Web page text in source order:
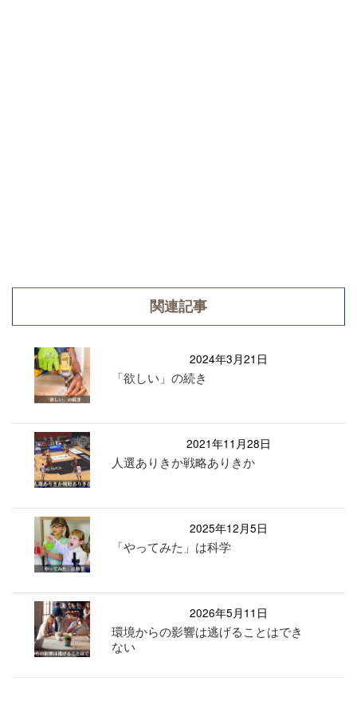
関連記事
2024年3月21日
「欲しい」の続き
2021年11月28日
人選ありきか戦略ありきか
2025年12月5日
「やってみた」は科学
2026年5月11日
環境からの影響は逃げることはでき
ない